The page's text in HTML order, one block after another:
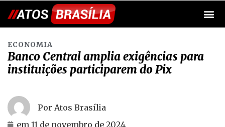
ECONOMIA
Banco Central amplia exigências para
instituições participarem do Pix
Por Atos Brasília
em 11 de novembro de 2024